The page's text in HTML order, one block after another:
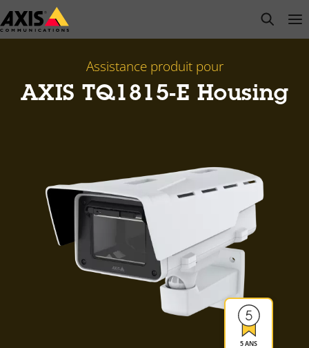
Passer
au
open
Assistance produit pour
AXIS TQ1815-E Housing
5 ANS